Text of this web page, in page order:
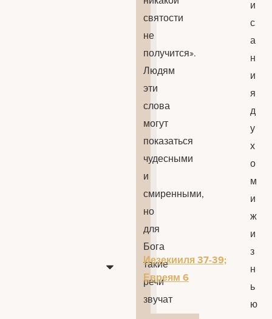
святости
не
получится».
Людям
эти
слова
могут
показаться
чудесными
и
смиренными,
но
для
Бога
такие
речи
звучат
Иезекииля 37-39;
Евреям 6
и
с
а
н
и
я
д
у
х
о
м
и
ж
и
з
н
ь
ю